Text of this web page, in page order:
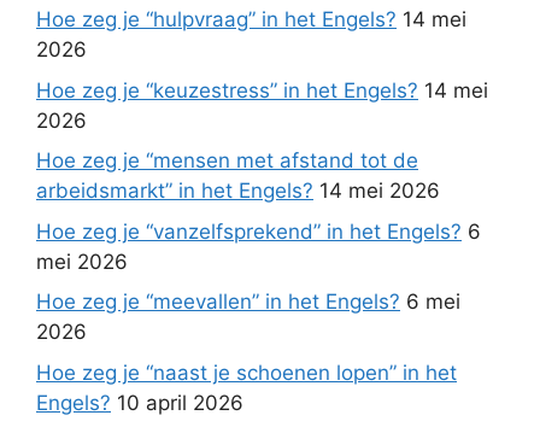
Hoe zeg je “hulpvraag” in het Engels? 14 mei
2026
Hoe zeg je “keuzestress” in het Engels? 14 mei
2026
Hoe zeg je “mensen met afstand tot de
arbeidsmarkt” in het Engels? 14 mei 2026
Hoe zeg je “vanzelfsprekend” in het Engels? 6
mei 2026
Hoe zeg je “meevallen” in het Engels? 6 mei
2026
Hoe zeg je “naast je schoenen lopen” in het
Engels? 10 april 2026